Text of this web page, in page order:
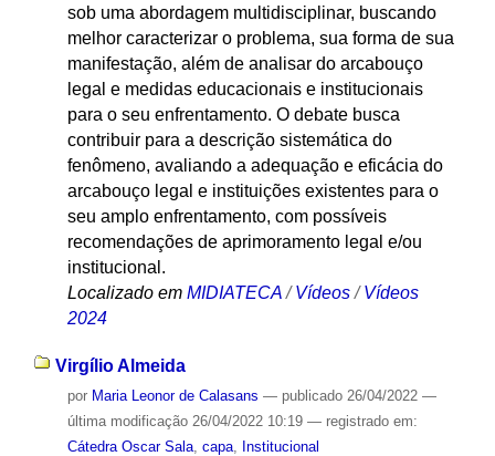
sob uma abordagem multidisciplinar, buscando
melhor caracterizar o problema, sua forma de sua
manifestação, além de analisar do arcabouço
legal e medidas educacionais e institucionais
para o seu enfrentamento. O debate busca
contribuir para a descrição sistemática do
fenômeno, avaliando a adequação e eficácia do
arcabouço legal e instituições existentes para o
seu amplo enfrentamento, com possíveis
recomendações de aprimoramento legal e/ou
institucional.
Localizado em MIDIATECA /Vídeos /Vídeos
2024
Virgílio Almeida
por Maria Leonor de Calasans — publicado26/04/2022 —
última modificação26/04/2022 10:19 — registrado em:
Cátedra Oscar Sala, capa, Institucional